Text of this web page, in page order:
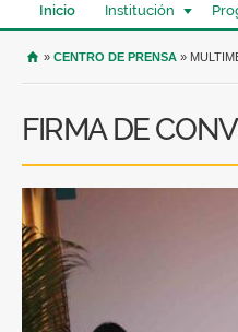
Inicio Institución
USTED SE
» CENTRO DE PRENSA »
FIRMA DE